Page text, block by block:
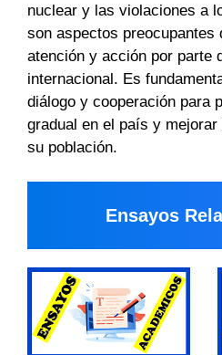
nuclear y las violaciones a
son aspectos preocupantes
atención y acción por parte
internacional. Es
diálogo y cooperación para
gradual en el país y
su población.
Ensayos